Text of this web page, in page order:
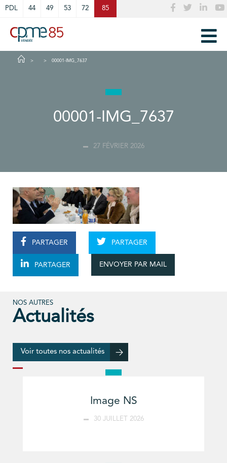
PDL 44 49 53 72 85
00001-IMG_7637
00001-IMG_7637
27 FÉVRIER 2026
PARTAGER PARTAGER
PARTAGER ENVOYER PAR MAIL
NOS AUTRES
Actualités
Voir toutes nos actualités
Image NS
30 JUILLET 2026
Cookies management panel